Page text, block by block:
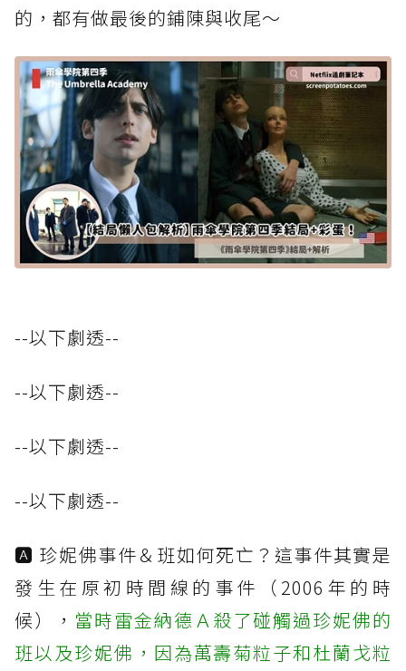
的，都有做最後的鋪陳與收尾～
--以下劇透--
--以下劇透--
--以下劇透--
--以下劇透--
🅰 珍妮佛事件＆班如何死亡？這事件其實是
發生在原初時間線的事件（2006年的時
候）， 當時雷金納德Ａ殺了碰觸過珍妮佛的
班以及珍妮佛，因為萬壽菊粒子和杜蘭戈粒